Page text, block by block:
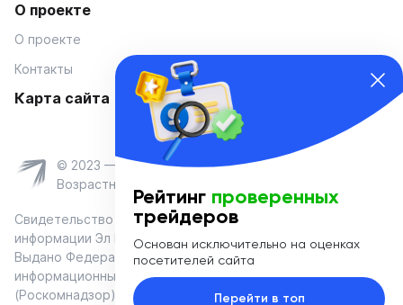
О проекте
О проекте
Контакты
Карта сайта
© 2023 — Coinmania
Возрастное ограничение 16+
Свидетельство о регистрации средства массовой
информации Эл № ФС 77-74908 от «25» января 2019 г.
Выдано Федеральной службой по надзору в сфере связи,
информационных технологий и массовых коммуникаций
(Роскомнадзор)
Рейтинг проверенных
трейдеров
Основан исключительно на оценках
посетителей сайта
Перейти в топ